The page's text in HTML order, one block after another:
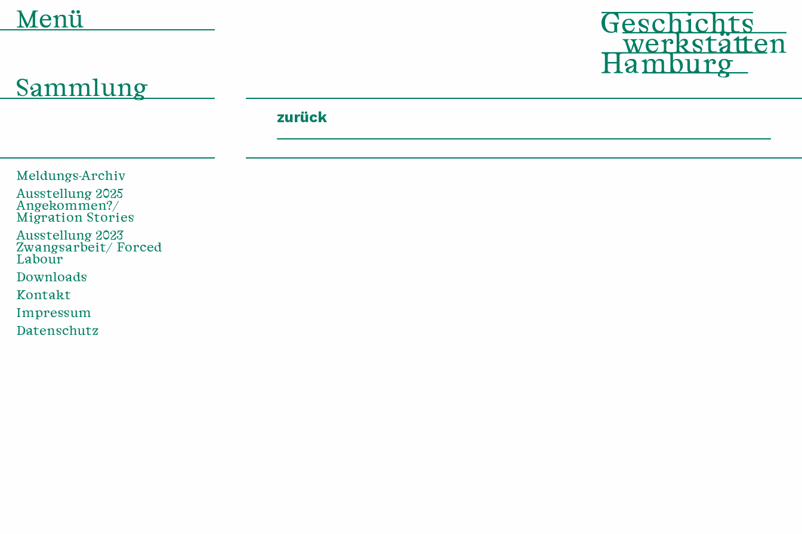
Menü
Sammlung
zurück
Meldungs-Archiv
Ausstellung 2025
Angekommen?/
Migration Stories
Ausstellung 2023
Zwangsarbeit/ Forced
Labour
Downloads
Kontakt
Impressum
Datenschutz